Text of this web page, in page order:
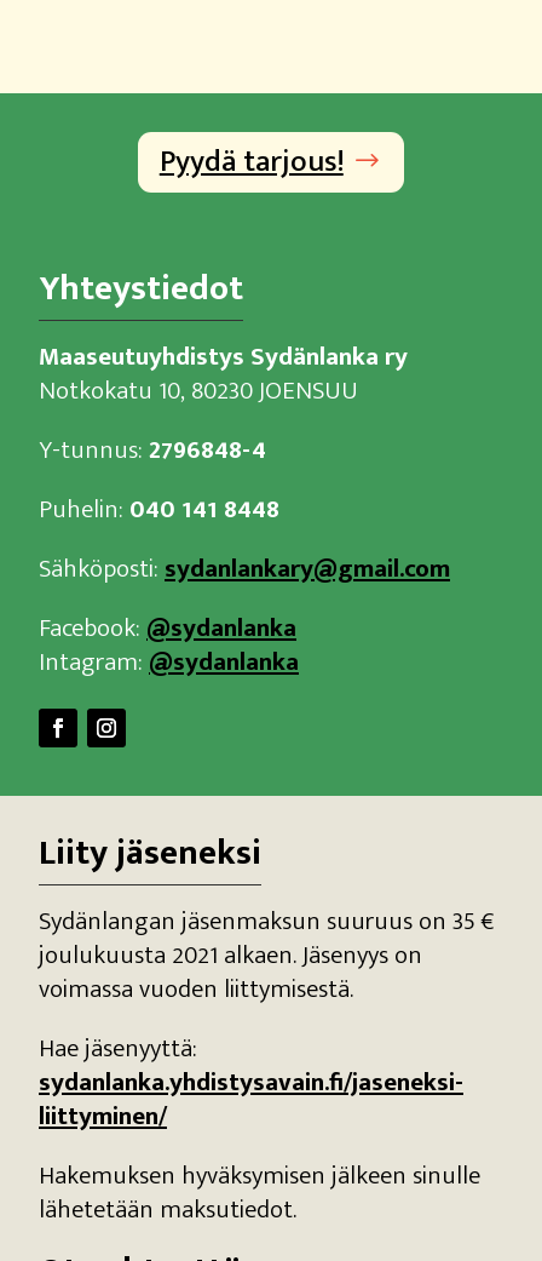
Pyydä tarjous!
Yhteystiedot
Maaseutuyhdistys Sydänlanka ry
Notkokatu 10, 80230 JOENSUU
Y-tunnus:2796848-4
Puhelin: 040 141 8448
Sähköposti:sydanlankary@gmail.com
Facebook:@sydanlanka
Intagram:@sydanlanka
Liity jäseneksi
Sydänlangan jäsenmaksun suuruus on 35 €
joulukuusta 2021 alkaen. Jäsenyys on
voimassa vuoden liittymisestä.
Hae jäsenyyttä:
sydanlanka.yhdistysavain.fi/jaseneksi-
liittyminen/
Hakemuksen hyväksymisen jälkeen sinulle
lähetetään maksutiedot.